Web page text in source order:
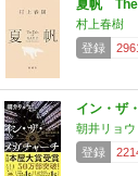
夏帆 The
村上春樹
登録
イン・ザ
朝井リョウ
登録